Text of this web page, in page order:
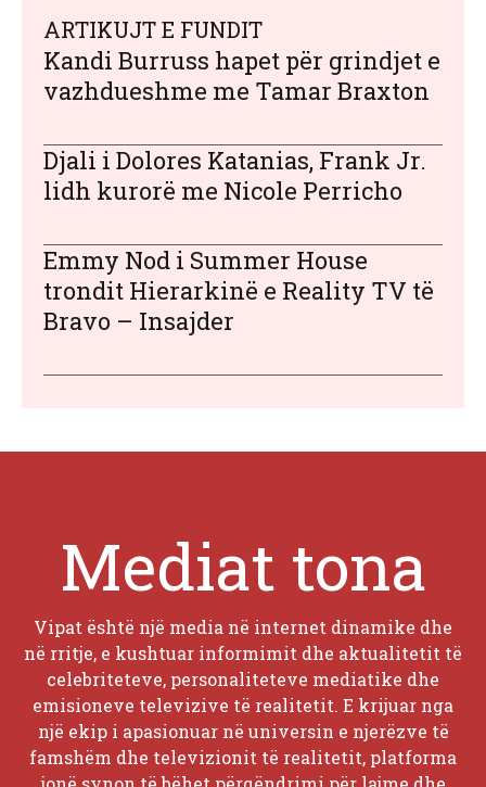
ARTIKUJT E FUNDIT
Kandi Burruss hapet për grindjet e
vazhdueshme me Tamar Braxton
Djali i Dolores Katanias, Frank Jr.
lidh kurorë me Nicole Perricho
Emmy Nod i Summer House
trondit Hierarkinë e Reality TV të
Bravo – Insajder
Mediat tona
Vipat është një media në internet dinamike dhe
në rritje, e kushtuar informimit dhe aktualitetit të
celebriteteve, personaliteteve mediatike dhe
emisioneve televizive të realitetit. E krijuar nga
një ekip i apasionuar në universin e njerëzve të
famshëm dhe televizionit të realitetit, platforma